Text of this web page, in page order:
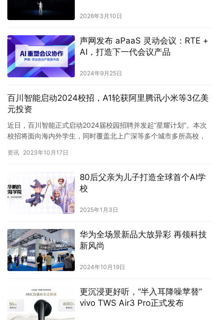
2026年3月10日
声网发布 aPaaS 灵动会议：RTE +
AI，打造下一代会议产品
2024年9月25日
百川智能启动2024校招，A1轮获阿里腾讯小米等3亿美
元投资
近日，百川智能正式启动2024届校园招聘并发起“星耀计划”。本次
校招将面向海内外学生，同时覆盖北上广深等多个城市多所高校，
资讯 2023年10月17日
80后父亲为儿子打造全球首个AI学
校
2025年1月3日
华为全场景新品大放异彩 再领科技
新风尚
2024年10月19日
更沉浸更好听，“半入耳降噪苹替”
vivo TWS Air3 Pro正式发布